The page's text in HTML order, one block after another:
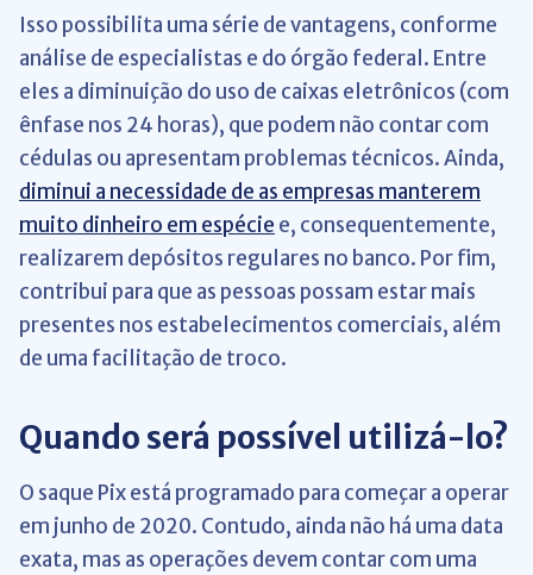
Isso possibilita uma série de vantagens, conforme
análise de especialistas e do órgão federal. Entre
eles a diminuição do uso de caixas eletrônicos (com
ênfase nos 24 horas), que podem não contar com
cédulas ou apresentam problemas técnicos. Ainda,
diminui a necessidade de as empresas manterem
muito dinheiro em espécie e, consequentemente,
realizarem depósitos regulares no banco. Por fim,
contribui para que as pessoas possam estar mais
presentes nos estabelecimentos comerciais, além
de uma facilitação de troco.
Quando será possível utilizá-lo?
O saque Pix está programado para começar a operar
em junho de 2020. Contudo, ainda não há uma data
exata, mas as operações devem contar com uma